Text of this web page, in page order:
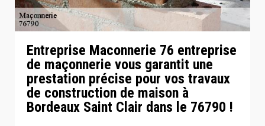
Entreprise Maconnerie 76 entreprise
de maçonnerie vous garantit une
prestation précise pour vos travaux
de construction de maison à
Bordeaux Saint Clair dans le 76790 !